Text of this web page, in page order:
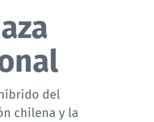
del
chilena y la